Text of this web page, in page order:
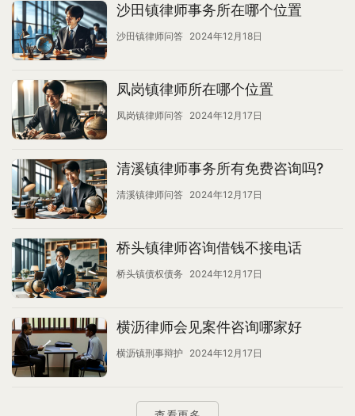
沙田镇律师事务所在哪个位置
沙田镇律师问答 2024年12月18日
凤岗镇律师所在哪个位置
凤岗镇律师问答 2024年12月17日
清溪镇律师事务所有免费咨询吗?
清溪镇律师问答 2024年12月17日
桥头镇律师咨询借钱不接电话
桥头镇债权债务 2024年12月17日
横沥律师会见案件咨询哪家好
横沥镇刑事辩护 2024年12月17日